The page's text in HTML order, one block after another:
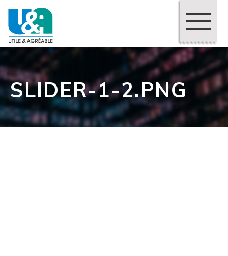
SLIDER-1-2.PNG